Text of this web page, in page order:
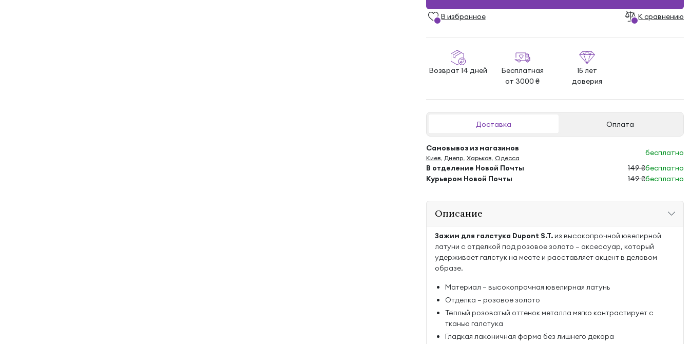
В избранноe К сравнению
Возврат 14 дней
Бесплатная
от 3000 ₴
15 лет
доверия
Доставка Оплата
Самовывоз из магазинов
Киев, Днепр, Харьков, Одесса
бесплатно
В отделение Новой Почты
149 ₴бесплатно
Курьером Новой Почты
149 ₴бесплатно
Описание
Зажим для галстука Dupont S.T.из высокопрочной ювелирной
латуни с отделкой под розовое золото — аксессуар, который
удерживает галстук на месте и расставляет акцент в деловом
образе.
Материал — высокопрочная ювелирная латунь
Отделка — розовое золото
Тёплый розоватый оттенок металла мягко контрастирует с
тканью галстука
Гладкая лаконичная форма без лишнего декора